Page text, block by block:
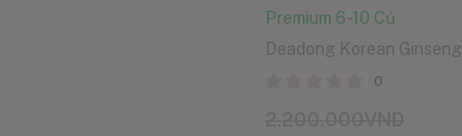
Premium 6-10 Củ
Deadong Korean Ginseng
0